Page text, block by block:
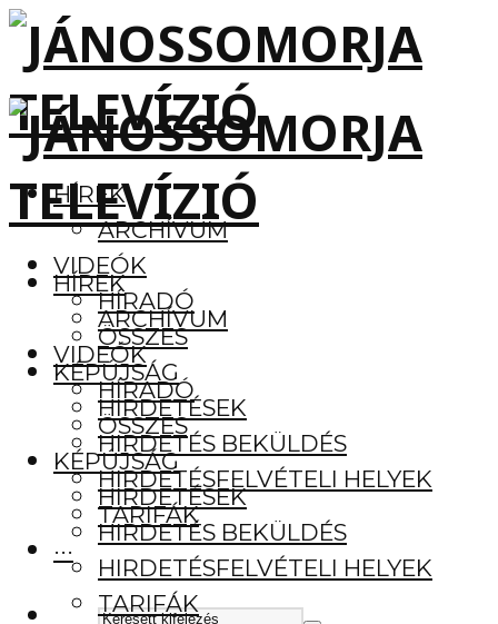
HÍREK
ARCHÍVUM
VIDEÓK
HÍRADÓ
ÖSSZES
KÉPÚJSÁG
HIRDETÉSEK
HIRDETÉS BEKÜLDÉS
HIRDETÉSFELVÉTELI HELYEK
TARIFÁK
···
HÍREK
ARCHÍVUM
VIDEÓK
HÍRADÓ
ÖSSZES
KÉPÚJSÁG
HIRDETÉSEK
HIRDETÉS BEKÜLDÉS
HIRDETÉSFELVÉTELI HELYEK
TARIFÁK